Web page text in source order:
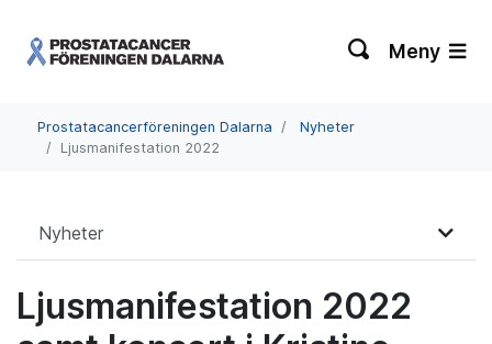
Meny
Prostatacancerföreningen Dalarna
Nyheter
Ljusmanifestation 2022
Nyheter
Ljusmanifestation 2022